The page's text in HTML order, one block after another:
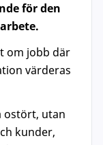
för den
om jobb där
värderas
ostört, utan
kunder,